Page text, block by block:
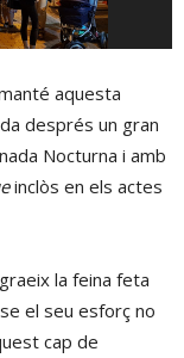
aquesta
després un gran
Nocturna i amb
inclòs en els actes
la feina feta
el seu esforç no
cap de